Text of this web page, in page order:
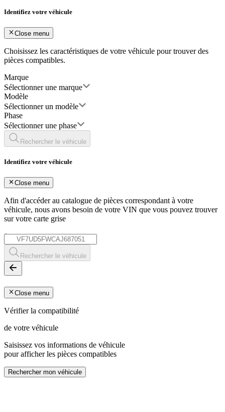
Identifiez votre véhicule
Close menu
Choisissez les caractéristiques de votre véhicule pour trouver des
pièces compatibles.
Marque
Sélectionner une marque
Modèle
Sélectionner un modèle
Phase
Sélectionner une phase
Rechercher le véhicule
Identifiez votre véhicule
Close menu
Afin d'accéder au catalogue de pièces correspondant à votre
véhicule, nous avons besoin de votre VIN que vous pouvez trouver
sur votre carte grise
*
Rechercher le véhicule
Close menu
Vérifier la compatibilité
de votre véhicule
Saisissez vos informations de véhicule
pour afficher les pièces compatibles
Rechercher mon véhicule